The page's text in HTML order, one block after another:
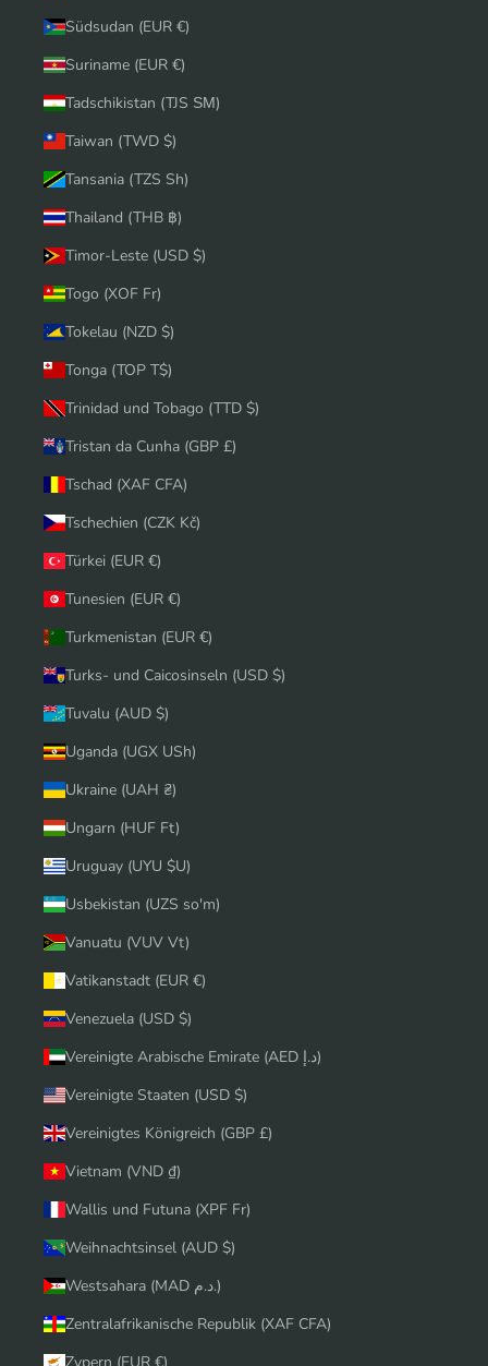
Südsudan (EUR €)
Suriname (EUR €)
Tadschikistan (TJS ЅМ)
Taiwan (TWD $)
Tansania (TZS Sh)
Thailand (THB ฿)
Timor-Leste (USD $)
Togo (XOF Fr)
Tokelau (NZD $)
Tonga (TOP T$)
Trinidad und Tobago (TTD $)
Tristan da Cunha (GBP £)
Tschad (XAF CFA)
Tschechien (CZK Kč)
Türkei (EUR €)
Tunesien (EUR €)
Turkmenistan (EUR €)
Turks- und Caicosinseln (USD $)
Tuvalu (AUD $)
Uganda (UGX USh)
Ukraine (UAH ₴)
Ungarn (HUF Ft)
Uruguay (UYU $U)
Usbekistan (UZS so'm)
Vanuatu (VUV Vt)
Vatikanstadt (EUR €)
Venezuela (USD $)
Vereinigte Arabische Emirate (AED د.إ)
Vereinigte Staaten (USD $)
Vereinigtes Königreich (GBP £)
Vietnam (VND ₫)
Wallis und Futuna (XPF Fr)
Weihnachtsinsel (AUD $)
Westsahara (MAD د.م.)
Zentralafrikanische Republik (XAF CFA)
Zypern (EUR €)